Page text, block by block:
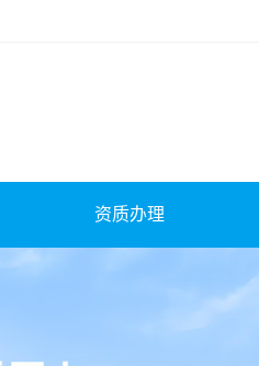
资质办理